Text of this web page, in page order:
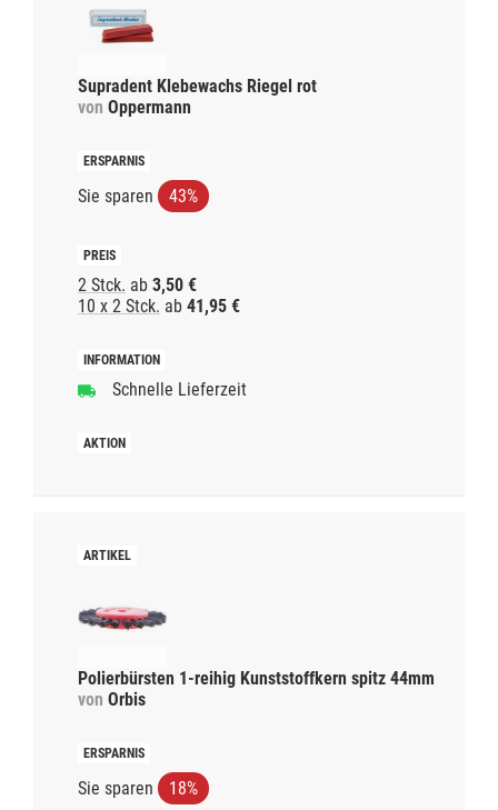
Supradent Klebewachs Riegel rot
von Oppermann
Sie sparen 43%
2 Stck. ab 3,50 €
10 x 2 Stck. ab 41,95 €
Schnelle Lieferzeit
Polierbürsten 1-reihig Kunststoffkern spitz 44mm
von Orbis
Sie sparen 18%